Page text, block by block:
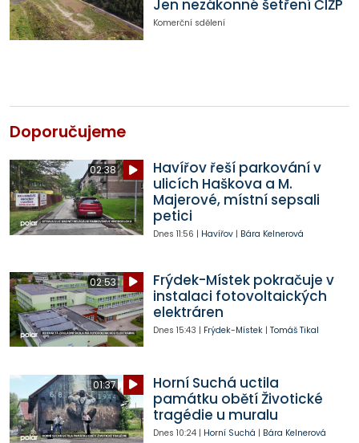
Jen nezákonné šetření ČIŽP
Komerční sdělení
Doporučujeme
02:38
Havířov řeší parkování v
ulicích Haškova a M.
Majerové, místní sepsali
petici
Dnes 11:56 | Havířov| Bára Kelnerová
02:53
Frýdek-Místek pokračuje v
instalaci fotovoltaických
elektráren
Dnes 15:43 | Frýdek-Místek| Tomáš Tikal
01:37
Horní Suchá uctila
památku obětí Životické
tragédie u muralu
Dnes 10:24| Horní Suchá | Bára Kelnerová